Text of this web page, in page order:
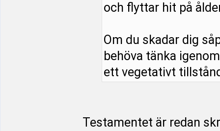
och flyttar hit på
Om du skadar dig
behöva tänka
ett vegetativt
Testamentet är redan